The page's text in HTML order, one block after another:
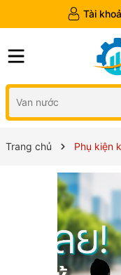
Tài
Trang chủ Phụ kiện